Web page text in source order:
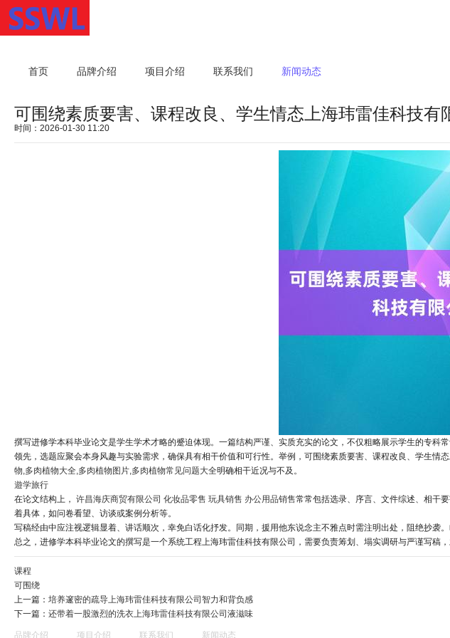
首页 品牌介绍 项目介绍 联系我们 新闻动态
可围绕素质要害、课程改良、学生情态上海玮雷佳科技有
时间：2026-01-30 11:20
撰写进修学本科毕业论文是学生学术才略的蹙迫体现。一篇结构严谨、实质充实的论文，不仅粗略展示学生的专科
领先，选题应聚会本身风趣与实验需求，确保具有相干价值和可行性。举例，可围绕素质要害、课程改良、学生情
物,多肉植物大全,多肉植物图片,多肉植物常见问题大全明确相干近况与不及。
遊学旅行
在论文结构上， 许昌海庆商贸有限公司 化妆品零售 玩具销售 办公用品销售常常包括选录、序言、文件综述、相干
着具体，如问卷看望、访谈或案例分析等。
写稿经由中应注视逻辑显着、讲话顺次，幸免白话化抒发。同期，援用他东说念主不雅点时需注明出处，阻绝抄袭
总之，进修学本科毕业论文的撰写是一个系统工程上海玮雷佳科技有限公司，需要负责筹划、塌实调研与严谨写稿，
课程
可围绕
上一篇： 培养邃密的疏导上海玮雷佳科技有限公司智力和背负感
下一篇： 还带着一股激烈的洗衣上海玮雷佳科技有限公司液滋味
品牌介绍 项目介绍 联系我们 新闻动态